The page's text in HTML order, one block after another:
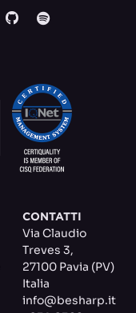
CONTATTI
Via Claudio
Treves 3,
27100 Pavia (PV)
Italia
info@besharp.it